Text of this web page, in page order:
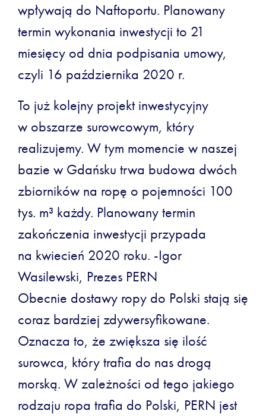
wpływają do Naftoportu. Planowany
termin wykonania inwestycji to 21
miesięcy od dnia podpisania umowy,
czyli 16 października 2020 r.
To już kolejny projekt inwestycyjny
w obszarze surowcowym, który
realizujemy. W tym momencie w naszej
bazie w Gdańsku trwa budowa dwóch
zbiorników na ropę o pojemności 100
tys. m³ każdy. Planowany termin
zakończenia inwestycji przypada
na kwiecień 2020 roku. -Igor
Wasilewski, Prezes PERN
Obecnie dostawy ropy do Polski stają się
coraz bardziej zdywersyfikowane.
Oznacza to, że zwiększa się ilość
surowca, który trafia do nas drogą
morską. W zależności od tego jakiego
rodzaju ropa trafia do Polski, PERN jest